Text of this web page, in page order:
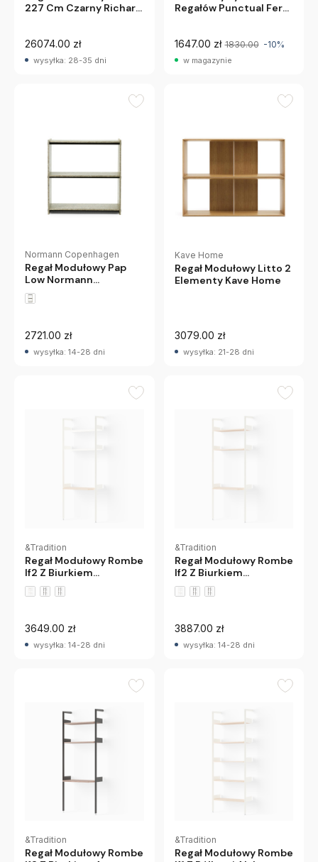
227 Cm Czarny Richard
26074.00 zł
wysyłka: 28-35 dni
Regałów Punctual Ferm
1647.00 zł 1830.00 -10%
w magazynie
Normann Copenhagen
Regał Modułowy Pap
Low Normann
Copenhagen
2721.00 zł
wysyłka: 14-28 dni
Kave Home
Regał Modułowy Litto 2
Elementy Kave Home
3079.00 zł
wysyłka: 21-28 dni
&Tradition
Regał Modułowy Rombe
If2 Z Biurkiem
Alabaster Andtradition
3649.00 zł
wysyłka: 14-28 dni
&Tradition
Regał Modułowy Rombe
If2 Z Biurkiem
Alabaster Dąb
Andtradition
3887.00 zł
wysyłka: 14-28 dni
&Tradition
Regał Modułowy Rombe
&Tradition
Regał Modułowy Rombe